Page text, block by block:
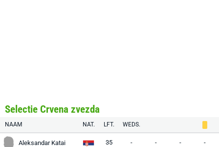
Selectie Crvena zvezda
NAAM NAT. LFT. WEDS.
Aleksandar Katai 35 - - - -